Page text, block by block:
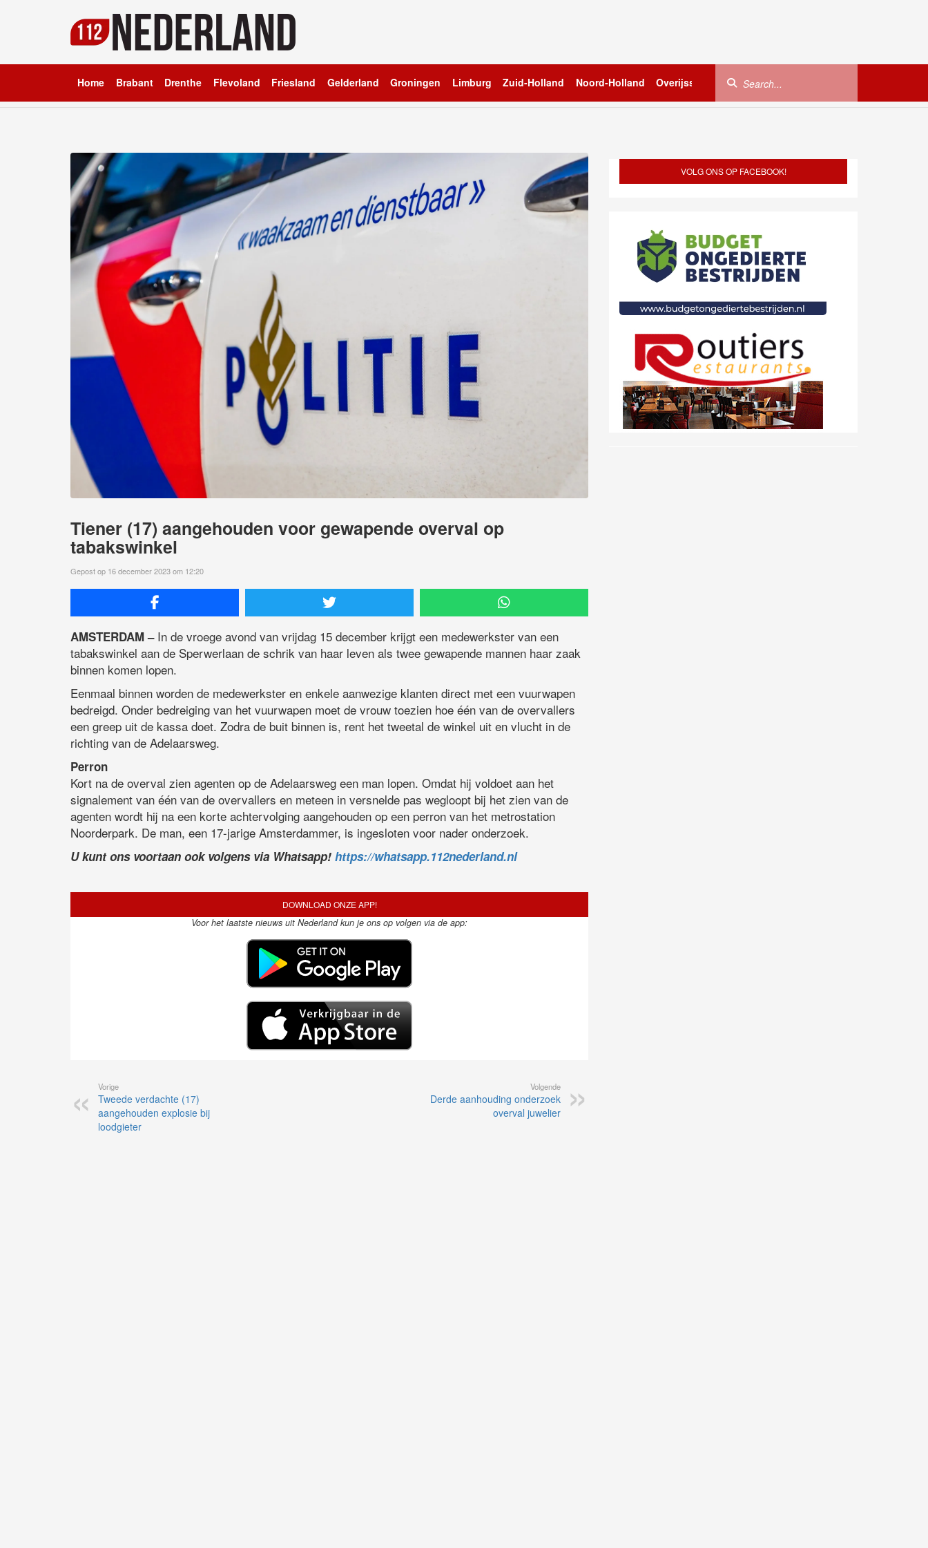
Home Brabant Drenthe Flevoland Friesland Gelderland Groningen Limburg Zuid-Holland Noord-Holland Overijssel Utrecht Zeeland
Tiener (17) aangehouden voor gewapende overval op
tabakswinkel
Gepost op 16 december 2023 om 12:20
AMSTERDAM –In de vroege avond van vrijdag 15 december krijgt een medewerkster van een
tabakswinkel aan de Sperwerlaan de schrik van haar leven als twee gewapende mannen haar zaak
binnen komen lopen.
Eenmaal binnen worden de medewerkster en enkele aanwezige klanten direct met een vuurwapen
bedreigd. Onder bedreiging van het vuurwapen moet de vrouw toezien hoe één van de overvallers
een greep uit de kassa doet. Zodra de buit binnen is, rent het tweetal de winkel uit en vlucht in de
richting van de Adelaarsweg.
Perron
Kort na de overval zien agenten op de Adelaarsweg een man lopen. Omdat hij voldoet aan het
signalement van één van de overvallers en meteen in versnelde pas wegloopt bij het zien van de
agenten wordt hij na een korte achtervolging aangehouden op een perron van het metrostation
Noorderpark. De man, een 17-jarige Amsterdammer, is ingesloten voor nader onderzoek.
U kunt ons voortaan ook volgens via Whatsapp! https://whatsapp.112nederland.nl
DOWNLOAD ONZE APP!
Voor het laatste nieuws uit Nederland kun je ons op volgen via de app:
Vorige
Tweede verdachte (17)
aangehouden explosie bij
loodgieter
Volgende
Derde aanhouding onderzoek
overval juwelier
VOLG ONS OP FACEBOOK!